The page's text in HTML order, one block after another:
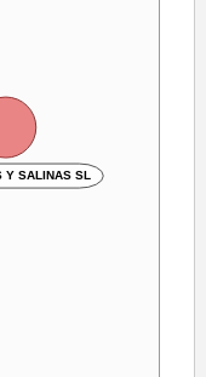
Y SALINAS SL